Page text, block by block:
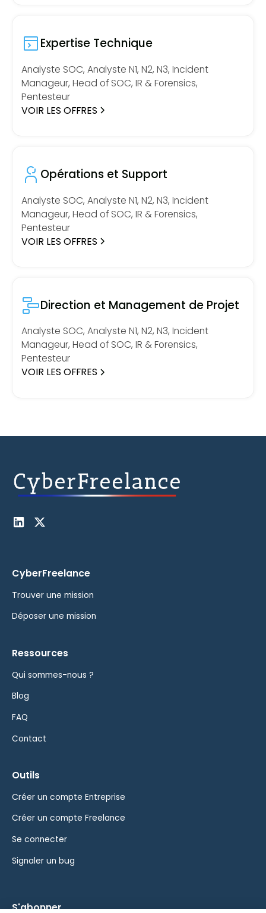
Expertise Technique
Analyste SOC, Analyste N1, N2, N3, Incident
Manageur, Head of SOC, IR & Forensics,
Pentesteur
VOIR LES OFFRES
Opérations et Support
Analyste SOC, Analyste N1, N2, N3, Incident
Manageur, Head of SOC, IR & Forensics,
Pentesteur
VOIR LES OFFRES
Direction et Management de Projet
Analyste SOC, Analyste N1, N2, N3, Incident
Manageur, Head of SOC, IR & Forensics,
Pentesteur
VOIR LES OFFRES
CyberFreelance
Trouver une mission
Déposer une mission
Ressources
Qui sommes-nous ?
Blog
FAQ
Contact
Outils
Créer un compte Entreprise
Créer un compte Freelance
Se connecter
Signaler un bug
S'abonner